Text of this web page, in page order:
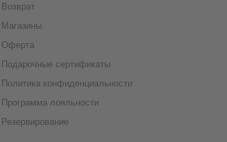
Возврат
Магазины
Оферта
Подарочные сертификаты
Политика конфиденциальности
Программа лояльности
Резервирование